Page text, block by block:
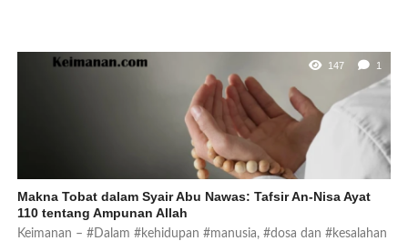
147 1
Makna Tobat dalam Syair Abu Nawas: Tafsir An-Nisa Ayat
110 tentang Ampunan Allah
Keimanan – #Dalam #kehidupan #manusia, #dosa dan #kesalahan